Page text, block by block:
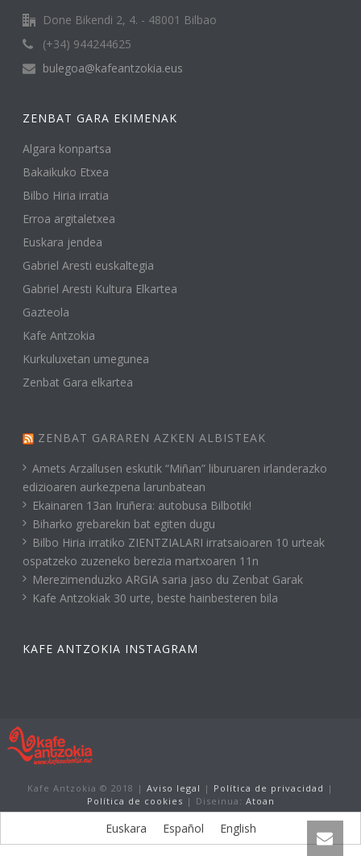
Done Bikendi 2, 4. - 48001 Bilbao
(+34) 944244625
bulegoa@kafeantzokia.eus
ZENBAT GARA EKIMENAK
Algara konpartsa
Bakaikuko Etxea
Bilbo Hiria irratia
Erroa argitaletxea
Euskara jendea
Gabriel Aresti euskaltegia
Gabriel Aresti Kultura Elkartea
Gazteola
Kafe Antzokia
Kurkuluxetan umegunea
Zenbat Gara elkartea
ZENBAT GARAREN AZKEN ALBISTEAK
Amets Arzallusen eskutik “Miñan” liburuaren irlanderazko
edizioaren aurkezpena larunbatean
Ekainaren 13an Iruñera: autobusa Bilbotik!
Biharko grebarekin bat egiten dugu
Bilbo Hiria irratiko ZIENTZIALARI irratsaioaren 10 urteak
ospatzeko zuzeneko berezia martxoaren 11n
Merezimenduzko ARGIA saria jaso du Zenbat Garak
Kafe Antzokiak 30 urte, beste hainbesteren bila
KAFE ANTZOKIA INSTAGRAM
Kafe Antzokia © 2018 | Aviso legal | Política de privacidad |
Política de cookies | Diseinua: Atoan
Euskara Español English